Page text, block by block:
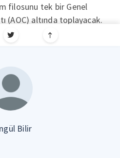
filosunu tek bir Genel
(AOC) altında toplayacak.
Bilir